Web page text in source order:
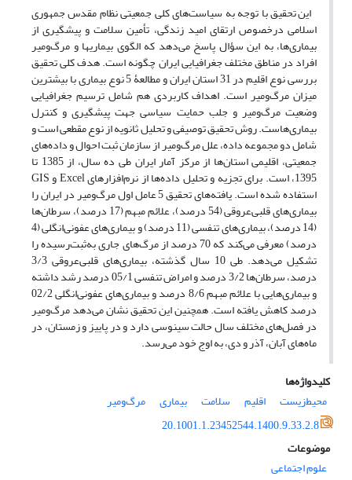
این تحقیق با توجه به سیاست‌های کلی جمعیتی نظام مقدس جمهوری
اسلامی درخصوص ارتقای امید زندگی، تأمین سلامت و پیشگیری از
بیماری‌ها، به این سؤال پاسخ می‌دهد که الگوی بیماری­ها و مرگ‌ومیر
افراد در مناطق مختلف جغرافیایی ایران چگونه است. هدف کلی تحقیق
بررسی نوع اقلیم در 31 استان ایران و مطالعۀ 5 نوع بیماری با بیشترین
میزان مرگ‌‌ومیر است. اهداف کاربردی هم شامل ترسیم جغرافیایی
وضعیت مرگ‌ومیر و جلب حمایت سیاسی جهت پیشگیری و کنترل
بیماری‌هاست. روش‌ تحقیق توصیفی و تحلیل ثانویه از نوع مقطعی است و
شامل دو مجموعه داده، علل مرگ‌ومیر از سازمان ثبت احوال و داده‌های
جمعیتی، اقلیمی استان‌ها از مرکز آمار ایران طی ده سال، از 1385 تا
1395، است. برای تجزیه و تحلیل داده‌ها از نرم‌افزارهای Excel و GIS
استفاده شده است. یافته‌های تحقیق 5 عامل اول مرگ‌و‌میر در ایران را
بیماری‌های قلبی‌‌عروقی (54 درصد)، علائم مبهم (17 درصد)، سرطان‌ها
(14 درصد)، بیماری‌های تنفسی (11 درصد) و بیماری‌های عفونی‌انگلی (4
درصد) معرفی می‌کند که 70 درصد از مرگ‌های جاری به‌ثبت‌رسیده را
تشکیل می‌دهد. طی 10 سال گذشته، بیماری‌های قلبی‌عروقی 3/3
درصد، سرطان‌ها 3/2 درصد و امراض تنفسی 05/1 درصد رشد داشته
و بیماری‌هایی با علائم مبهم 8/6 درصد و بیماری‌های عفونی‌انگلی 02/2
درصد کاهش یافته است. همچنین این تحقیق نشان می‌دهد مرگ‌و‌میر
در فصل‌های مختلف سال حالت سینوسی دارد و در پاییز و زمستان، در
ماه‌های آبان، آذر و دی، به اوج خود می‌رسد.
کلیدواژه‌ها
محیط‌زیست
اقلیم سلامت بیماری
مرگ‌ومیر
20.1001.1.23452544.1400.9.33.2.8
موضوعات
علوم اجتماعی